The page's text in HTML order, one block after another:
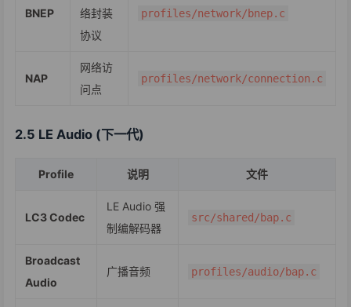
BNEP
络封装
协议
profiles/network/bnep.c
NAP
网络访
问点
profiles/network/connection.c
2.5 LE Audio (下一代)
Profile 说明 文件
LC3 Codec
LE Audio 强
制编解码器
src/shared/bap.c
Broadcast
Audio
广播音频 profiles/audio/bap.c